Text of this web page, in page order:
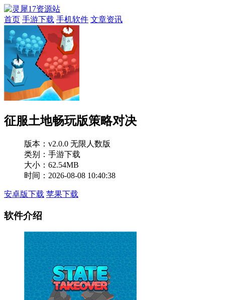
首页 手游下载 手机软件 文章资讯
征服土地畅玩版策略对决
版本： v2.0.0 无限人数版
类别：手游下载
大小：62.54MB
时间：2026-08-08 10:40:38
安卓版下载 苹果下载
软件介绍